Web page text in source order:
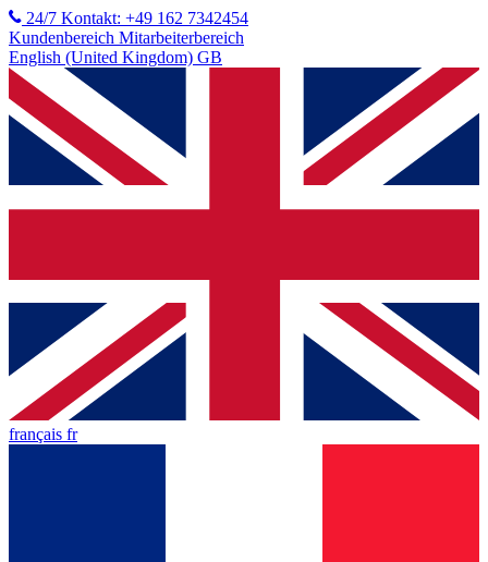
24/7 Kontakt: +49 162 7342454
Kundenbereich Mitarbeiterbereich
English (United Kingdom) GB
français fr